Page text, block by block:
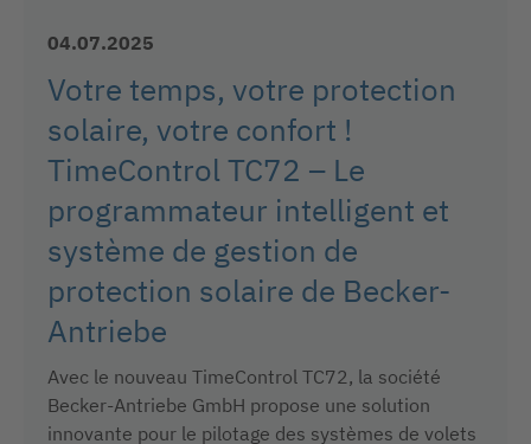
04.07.2025
Votre temps, votre protection
solaire, votre confort !
TimeControl TC72 – Le
programmateur intelligent et
système de gestion de
protection solaire de Becker-
Antriebe
Avec le nouveau TimeControl TC72, la société
Becker-Antriebe GmbH propose une solution
innovante pour le pilotage des systèmes de volets